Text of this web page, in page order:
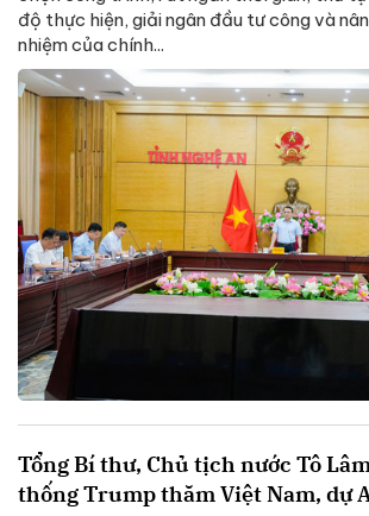
độ thực hiện, giải ngân đầu tư công và
nhiệm của chính...
Tổng Bí thư, Chủ tịch nước Tô
thống Trump thăm Việt Nam, dự